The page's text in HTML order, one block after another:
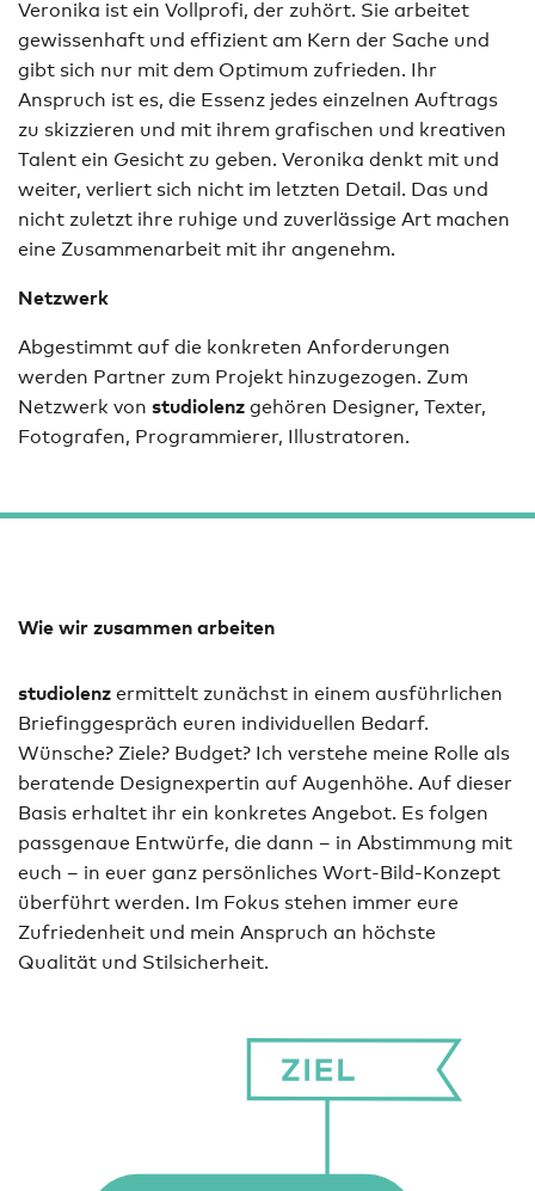
Veronika ist ein Vollprofi, der zuhört. Sie arbeitet
gewissenhaft und effizient am Kern der Sache und
gibt sich nur mit dem Optimum zufrieden. Ihr
Anspruch ist es, die Essenz jedes einzelnen Auftrags
zu skizzieren und mit ihrem grafischen und kreativen
Talent ein Gesicht zu geben. Veronika denkt mit und
weiter, verliert sich nicht im letzten Detail. Das und
nicht zuletzt ihre ruhige und zuverlässige Art machen
eine Zusammenarbeit mit ihr angenehm.
Netzwerk
Abgestimmt auf die konkreten Anforderungen
werden Partner zum Projekt hinzugezogen. Zum
Netzwerk von studiolenz gehören Designer, Texter,
Fotografen, Programmierer, Illustratoren.
Wie wir zusammen arbeiten
studiolenz ermittelt zunächst in einem ausführlichen
Briefinggespräch euren individuellen Bedarf.
Wünsche? Ziele? Budget? Ich verstehe meine Rolle als
beratende Designexpertin auf Augenhöhe. Auf dieser
Basis erhaltet ihr ein konkretes Angebot. Es folgen
passgenaue Entwürfe, die dann – in Abstimmung mit
euch – in euer ganz persönliches Wort-Bild-Konzept
überführt werden. Im Fokus stehen immer eure
Zufriedenheit und mein Anspruch an höchste
Qualität und Stilsicherheit.